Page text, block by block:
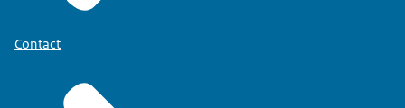
Contact